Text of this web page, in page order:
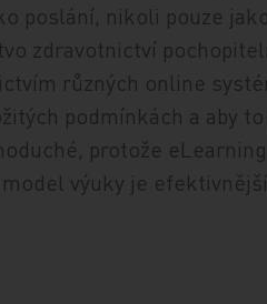
poslání, nikoli pouze
zdravotnictví
různých online
podmínkách a aby
protože
výuky je